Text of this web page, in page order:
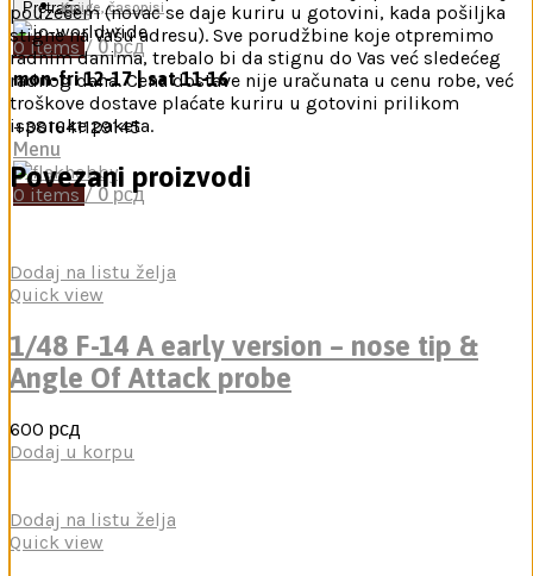
Pretraga
mon-fri 12-17 | sat 11-16
+381641129145
Menu
0 items/ 0рсд
Knjige, časopisi
0items/ 0рсд
pouzećem (novac se daje kuriru u gotovini, kada pošiljka
stigne na Vašu adresu). Sve porudžbine koje otpremimo
radnim danima, trebalo bi da stignu do Vas već sledećeg
radnog dana. Cena dostave nije uračunata u cenu robe, već
troškove dostave plaćate kuriru u gotovini prilikom
isporuke paketa.
Povezani proizvodi
Dodaj na listu želja
Quick view
1/48 F-14 A early version – nose tip &
Angle Of Attack probe
600 рсд
Dodaj u korpu
Dodaj na listu želja
Quick view